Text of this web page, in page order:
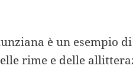
è un esempio
rime e delle